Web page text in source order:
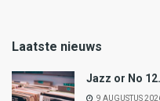
Laatste nieuws
Jazz or No
9 AUGUSTUS